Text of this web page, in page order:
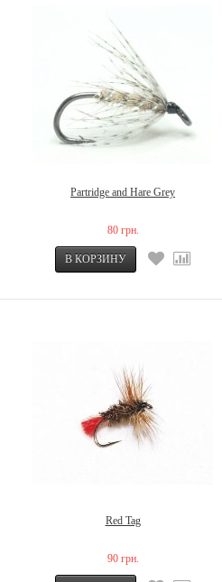
Partridge and Hare Grey
80 грн.
Red Tag
90 грн.